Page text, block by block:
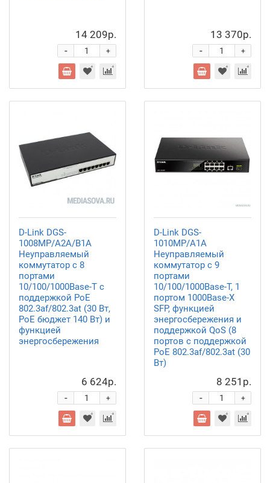
14 209р.
+
-
13 370р.
+
-
D-Link DGS-
1008MP/A2A/B1A
Неуправляемый
коммутатор с 8
портами
10/100/1000Base-T с
поддержкой PoE
802.3af/802.3at (30 Вт,
PoE бюджет 140 Вт) и
функцией
энергосбережения
6 624р.
+
-
D-Link DGS-
1010MP/A1A
Неуправляемый
коммутатор с 9
портами
10/100/1000Base-T, 1
портом 1000Base-X
SFP, функцией
энергосбережения и
поддержкой QoS (8
портов с поддержкой
PoE 802.3af/802.3at (30
Вт)
8 251р.
+
-